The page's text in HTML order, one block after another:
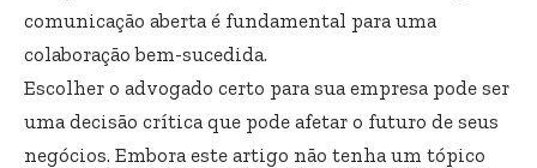
comunicação aberta é fundamental para uma
colaboração bem-sucedida.
Escolher o advogado certo para sua empresa pode ser
uma decisão crítica que pode afetar o futuro de seus
negócios. Embora este artigo não tenha um tópico